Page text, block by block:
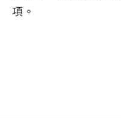
項。